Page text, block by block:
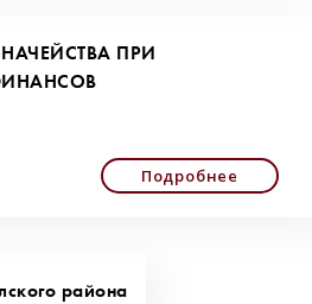
ПРИ
Подробнее
района